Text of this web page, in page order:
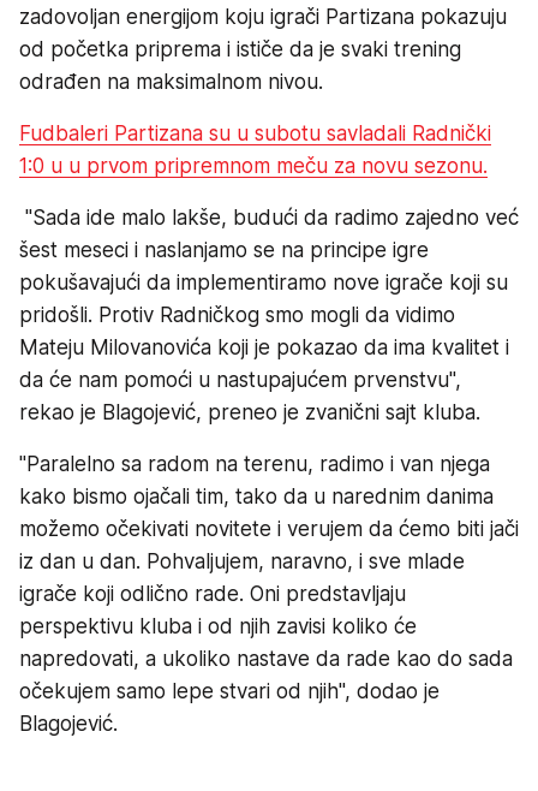
zadovoljan energijom koju igrači Partizana pokazuju
od početka priprema i ističe da je svaki trening
odrađen na maksimalnom nivou.
Fudbaleri Partizana su u subotu savladali Radnički
1:0 u u prvom pripremnom meču za novu sezonu.
"Sada ide malo lakše, budući da radimo zajedno već
šest meseci i naslanjamo se na principe igre
pokušavajući da implementiramo nove igrače koji su
pridošli. Protiv Radničkog smo mogli da vidimo
Mateju Milovanovića koji je pokazao da ima kvalitet i
da će nam pomoći u nastupajućem prvenstvu",
rekao je Blagojević, preneo je zvanični sajt kluba.
"Paralelno sa radom na terenu, radimo i van njega
kako bismo ojačali tim, tako da u narednim danima
možemo očekivati novitete i verujem da ćemo biti jači
iz dan u dan. Pohvaljujem, naravno, i sve mlade
igrače koji odlično rade. Oni predstavljaju
perspektivu kluba i od njih zavisi koliko će
napredovati, a ukoliko nastave da rade kao do sada
očekujem samo lepe stvari od njih", dodao je
Blagojević.